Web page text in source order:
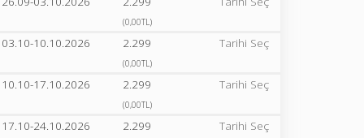
(0,00TL)
03.10-10.10.2026 2.299
(0,00TL)
Tarihi Seç
10.10-17.10.2026 2.299
(0,00TL)
Tarihi Seç
17.10-24.10.2026 2.299 Tarihi Seç